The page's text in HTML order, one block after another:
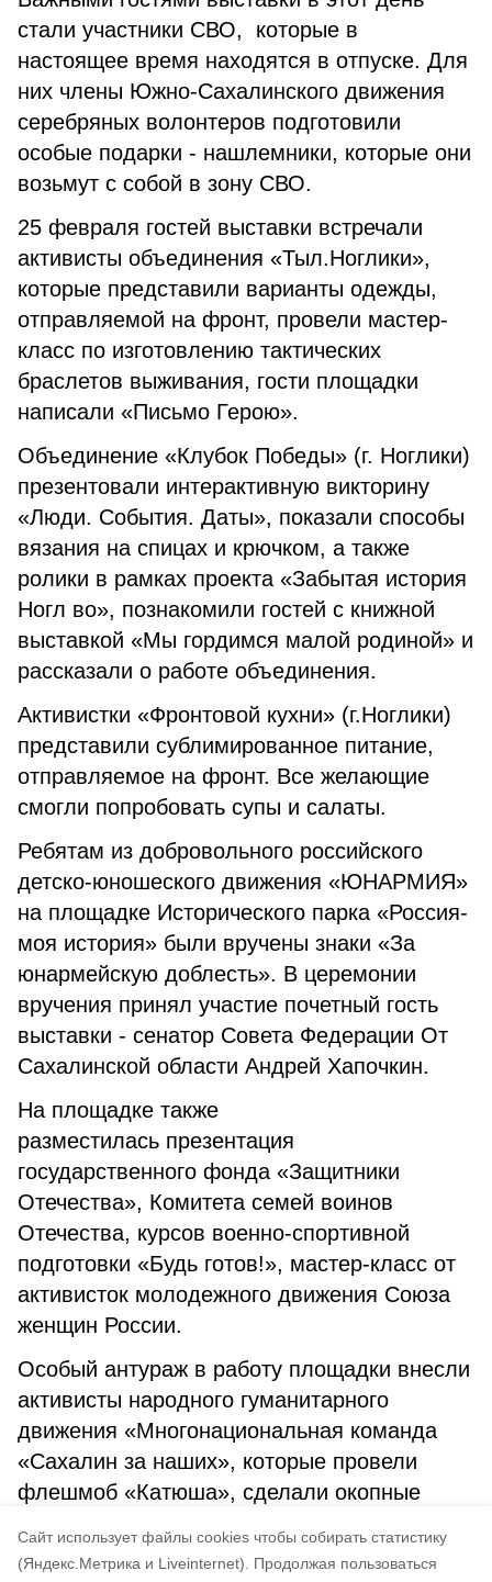
Cайт использует файлы cookies чтобы собирать статистику
(Яндекс.Метрика и Liveinternet).
Продолжая пользоваться
стали участники СВО, которые в
настоящее время находятся в отпуске. Для
них члены Южно-Сахалинского движения
серебряных волонтеров подготовили
особые подарки - нашлемники, которые они
возьмут с собой в зону СВО.
25 февраля гостей выставки встречали
активисты объединения «Тыл.Ноглики»,
которые представили варианты одежды,
отправляемой на фронт, провели мастер-
класс по изготовлению тактических
браслетов выживания, гости площадки
написали «Письмо Герою».
Объединение «Клубок Победы» (г. Ноглики)
презентовали интерактивную викторину
«Люди. События. Даты», показали способы
вязания на спицах и крючком, а также
ролики в рамках проекта «Забытая история
Ногл во», познакомили гостей с книжной
выставкой «Мы гордимся малой родиной» и
рассказали о работе объединения.
Активистки «Фронтовой кухни» (г.Ноглики)
представили сублимированное питание,
отправляемое на фронт. Все желающие
смогли попробовать супы и салаты.
Ребятам из добровольного российского
детско-юношеского движения «ЮНАРМИЯ»
на площадке Исторического парка «Россия-
моя история» были вручены знаки «За
юнармейскую доблесть». В церемонии
вручения принял участие почетный гость
выставки - сенатор Совета Федерации От
Сахалинской области Андрей Хапочкин.
На площадке также
разместилась презентация
государственного фонда «Защитники
Отечества», Комитета семей воинов
Отечества, курсов военно-спортивной
подготовки «Будь готов!», мастер-класс от
активисток молодежного движения Союза
женщин России.
Особый антураж в работу площадки внесли
активисты народного гуманитарного
движения «Многонациональная команда
«Сахалин за наших», которые провели
флешмоб «Катюша», сделали окопные
сувениры для передачи на фронт.